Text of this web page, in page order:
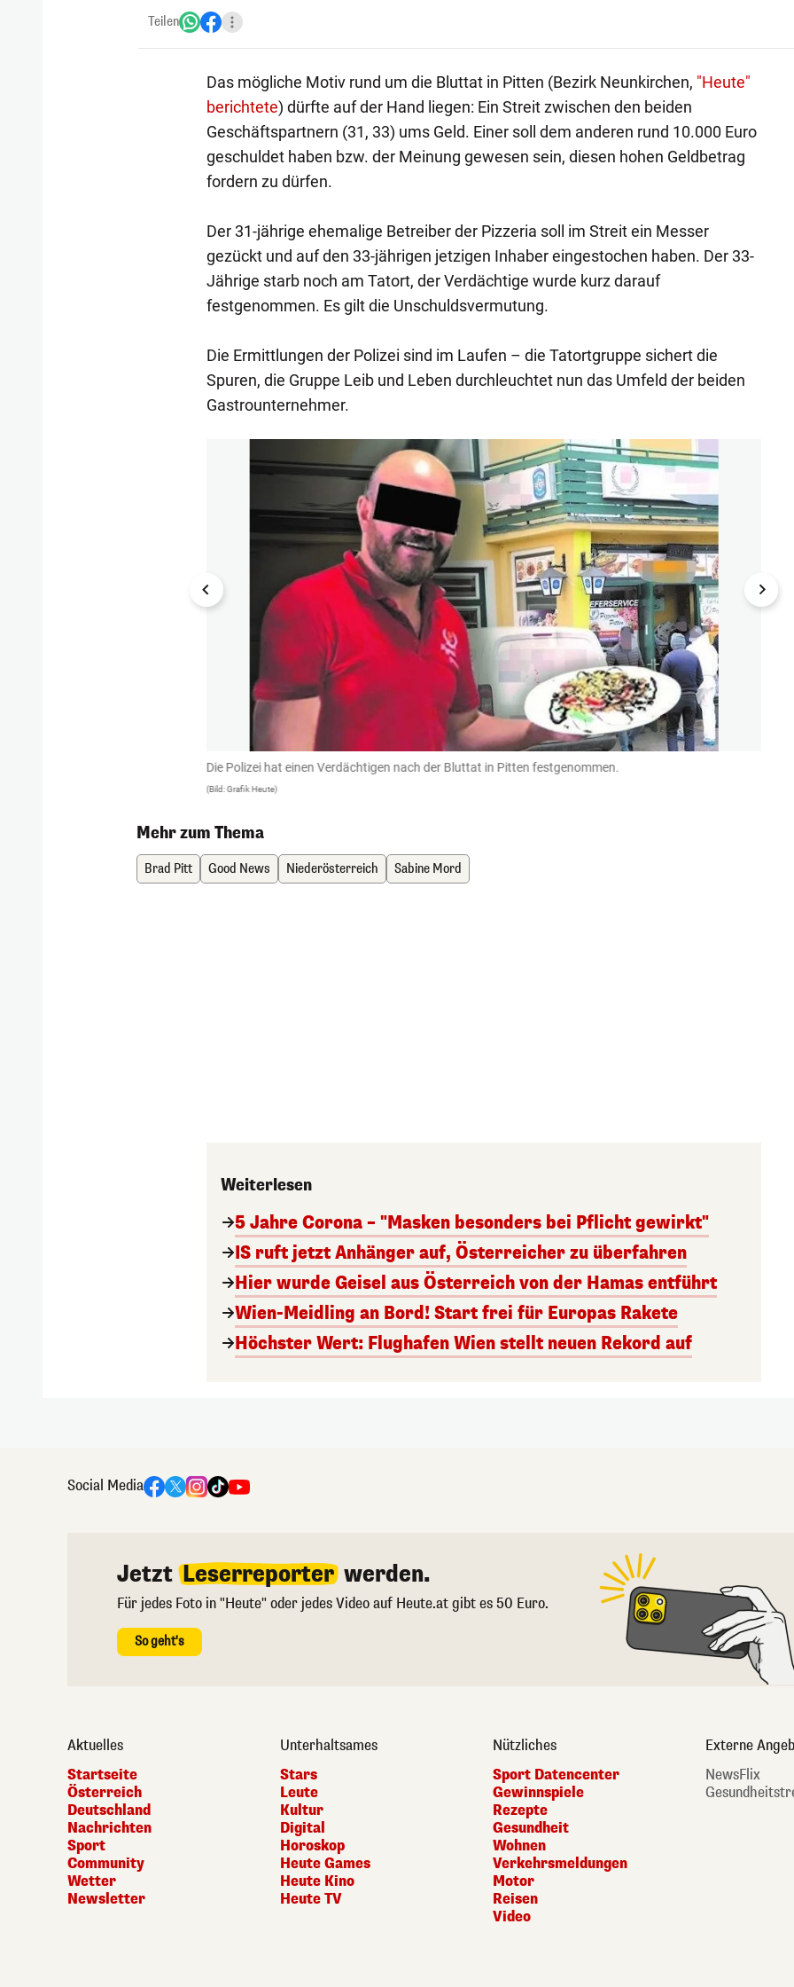
Teilen
Das mögliche Motiv rund um die Bluttat in Pitten (Bezirk Neunkirchen, "Heute"
berichtete) dürfte auf der Hand liegen: Ein Streit zwischen den beiden
Geschäftspartnern (31, 33) ums Geld. Einer soll dem anderen rund 10.000 Euro
geschuldet haben bzw. der Meinung gewesen sein, diesen hohen Geldbetrag
fordern zu dürfen.
Der 31-jährige ehemalige Betreiber der Pizzeria soll im Streit ein Messer
gezückt und auf den 33-jährigen jetzigen Inhaber eingestochen haben. Der 33-
Jährige starb noch am Tatort, der Verdächtige wurde kurz darauf
festgenommen. Es gilt die Unschuldsvermutung.
Die Ermittlungen der Polizei sind im Laufen – die Tatortgruppe sichert die
Spuren, die Gruppe Leib und Leben durchleuchtet nun das Umfeld der beiden
Gastrounternehmer.
1/15
Die Polizei hat einen Verdächtigen nach der Bluttat in Pitten festgenommen.
(Bild: Grafik Heute)
Mehr zum Thema
Brad Pitt Good News Niederösterreich Sabine Mord
Weiterlesen
5 Jahre Corona – "Masken besonders bei Pflicht gewirkt"
IS ruft jetzt Anhänger auf, Österreicher zu überfahren
Hier wurde Geisel aus Österreich von der Hamas entführt
Wien-Meidling an Bord! Start frei für Europas Rakete
Höchster Wert: Flughafen Wien stellt neuen Rekord auf
Social Media
Jetzt Leserreporter werden.
Für jedes Foto in "Heute" oder jedes Video auf Heute.at gibt es 50 Euro.
So geht's
Aktuelles
Startseite
Österreich
Deutschland
Nachrichten
Sport
Community
Wetter
Newsletter
Unterhaltsames
Stars
Leute
Kultur
Digital
Horoskop
Heute Games
Heute Kino
Heute TV
Nützliches
Sport Datencenter
Gewinnspiele
Rezepte
Gesundheit
Wohnen
Verkehrsmeldungen
Motor
Reisen
Video
Externe
NewsFlix